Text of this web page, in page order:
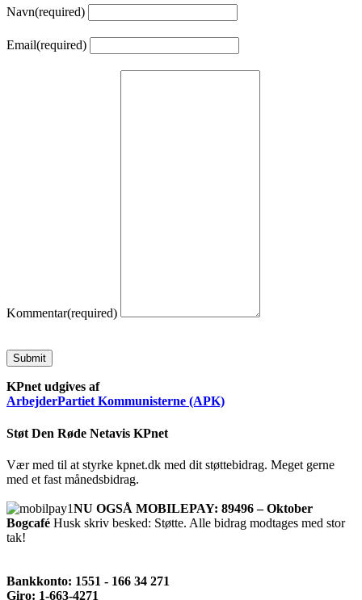
Navn(required)
Email(required)
Kommentar(required)
Submit
KPnet udgives af
ArbejderPartiet Kommunisterne (APK)
Støt Den Røde Netavis KPnet
Vær med til at styrke kpnet.dk med dit støttebidrag. Meget gerne
med et fast månedsbidrag.
NU OGSÅ MOBILEPAY: 89496 – Oktober
Bogcafé Husk skriv besked: Støtte. Alle bidrag modtages med stor
tak!
Bankkonto: 1551 - 166 34 271
Giro: 1-663-4271